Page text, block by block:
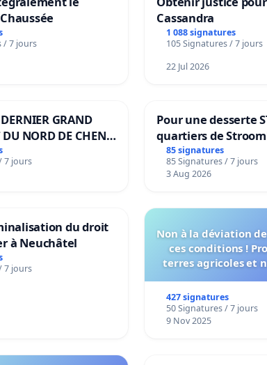
/ 7 jours
Cassandra
1 088 signatures
105 Signatures / 7 jours
22 Jul 2026
GRAND
DU NORD DE CHENE-
7 jours
Pour une desserte
quartiers de
Beauval - Voor een
bediening van de
Strombeek en Het
85 signatures
85 Signatures / 7 jours
3 Aug 2026
du droit
à Neuchâtel
7 jours
Non à la déviation
ces conditions !
terres agricoles et
427 signatures
50 Signatures / 7 jours
9 Nov 2025